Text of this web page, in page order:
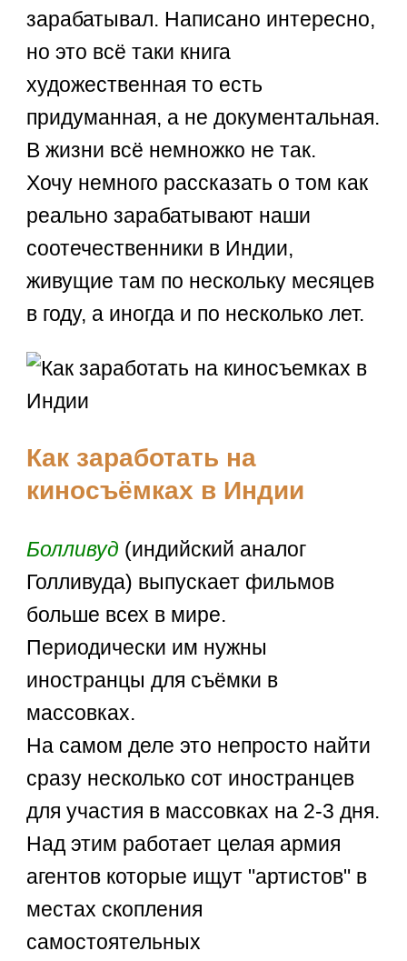
зарабатывал. Написано интересно,
но это всё таки книга
художественная то есть
придуманная, а не документальная.
В жизни всё немножко не так.
Хочу немного рассказать о том как
реально зарабатывают наши
соотечественники в Индии,
живущие там по нескольку месяцев
в году, а иногда и по несколько лет.
Как заработать на
киносъёмках в Индии
Болливуд (индийский аналог
Голливуда) выпускает фильмов
больше всех в мире.
Периодически им нужны
иностранцы для съёмки в
массовках.
На самом деле это непросто найти
сразу несколько сот иностранцев
для участия в массовках на 2-3 дня.
Над этим работает целая армия
агентов которые ищут "артистов" в
местах скопления
самостоятельных